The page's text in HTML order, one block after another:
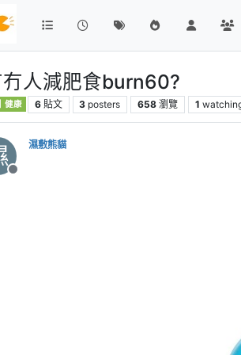
人減肥食burn60?
健康 6 貼文 3 posters 658 瀏覽 1
離線
濕敷熊貓